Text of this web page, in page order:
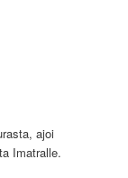
ajoi
Imatralle.